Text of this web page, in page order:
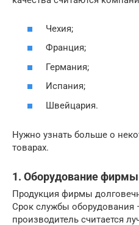
Чехия;
Франция;
Германия;
Испания;
Швейцария.
Нужно узнать больше о
товарах.
1. Оборудование
Продукция фирмы
Срок службы оборудования
производитель считается